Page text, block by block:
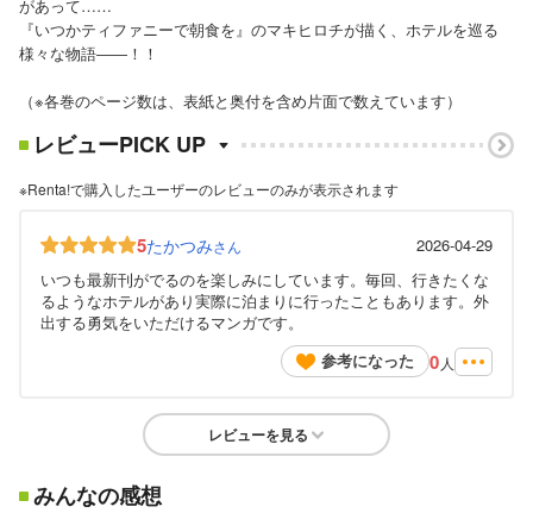
があって……
『いつかティファニーで朝食を』のマキヒロチが描く、ホテルを巡る
様々な物語――！！
（※各巻のページ数は、表紙と奥付を含め片面で数えています）
レビューPICK UP
※Renta!で購入したユーザーのレビューのみが表示されます
5たかつみさん
2026-04-29
いつも最新刊がでるのを楽しみにしています。毎回、行きたくな
るようなホテルがあり実際に泊まりに行ったこともあります。外
出する勇気をいただけるマンガです。
参考になった
0 人
レビューを見る
みんなの感想